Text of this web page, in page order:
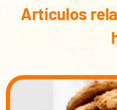
Artículos